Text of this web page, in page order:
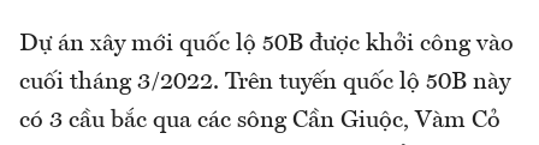
Dự án xây mới quốc lộ 50B được khởi công vào
cuối tháng 3/2022. Trên tuyến quốc lộ 50B này
có 3 cầu bắc qua các sông Cần Giuộc, Vàm Cỏ